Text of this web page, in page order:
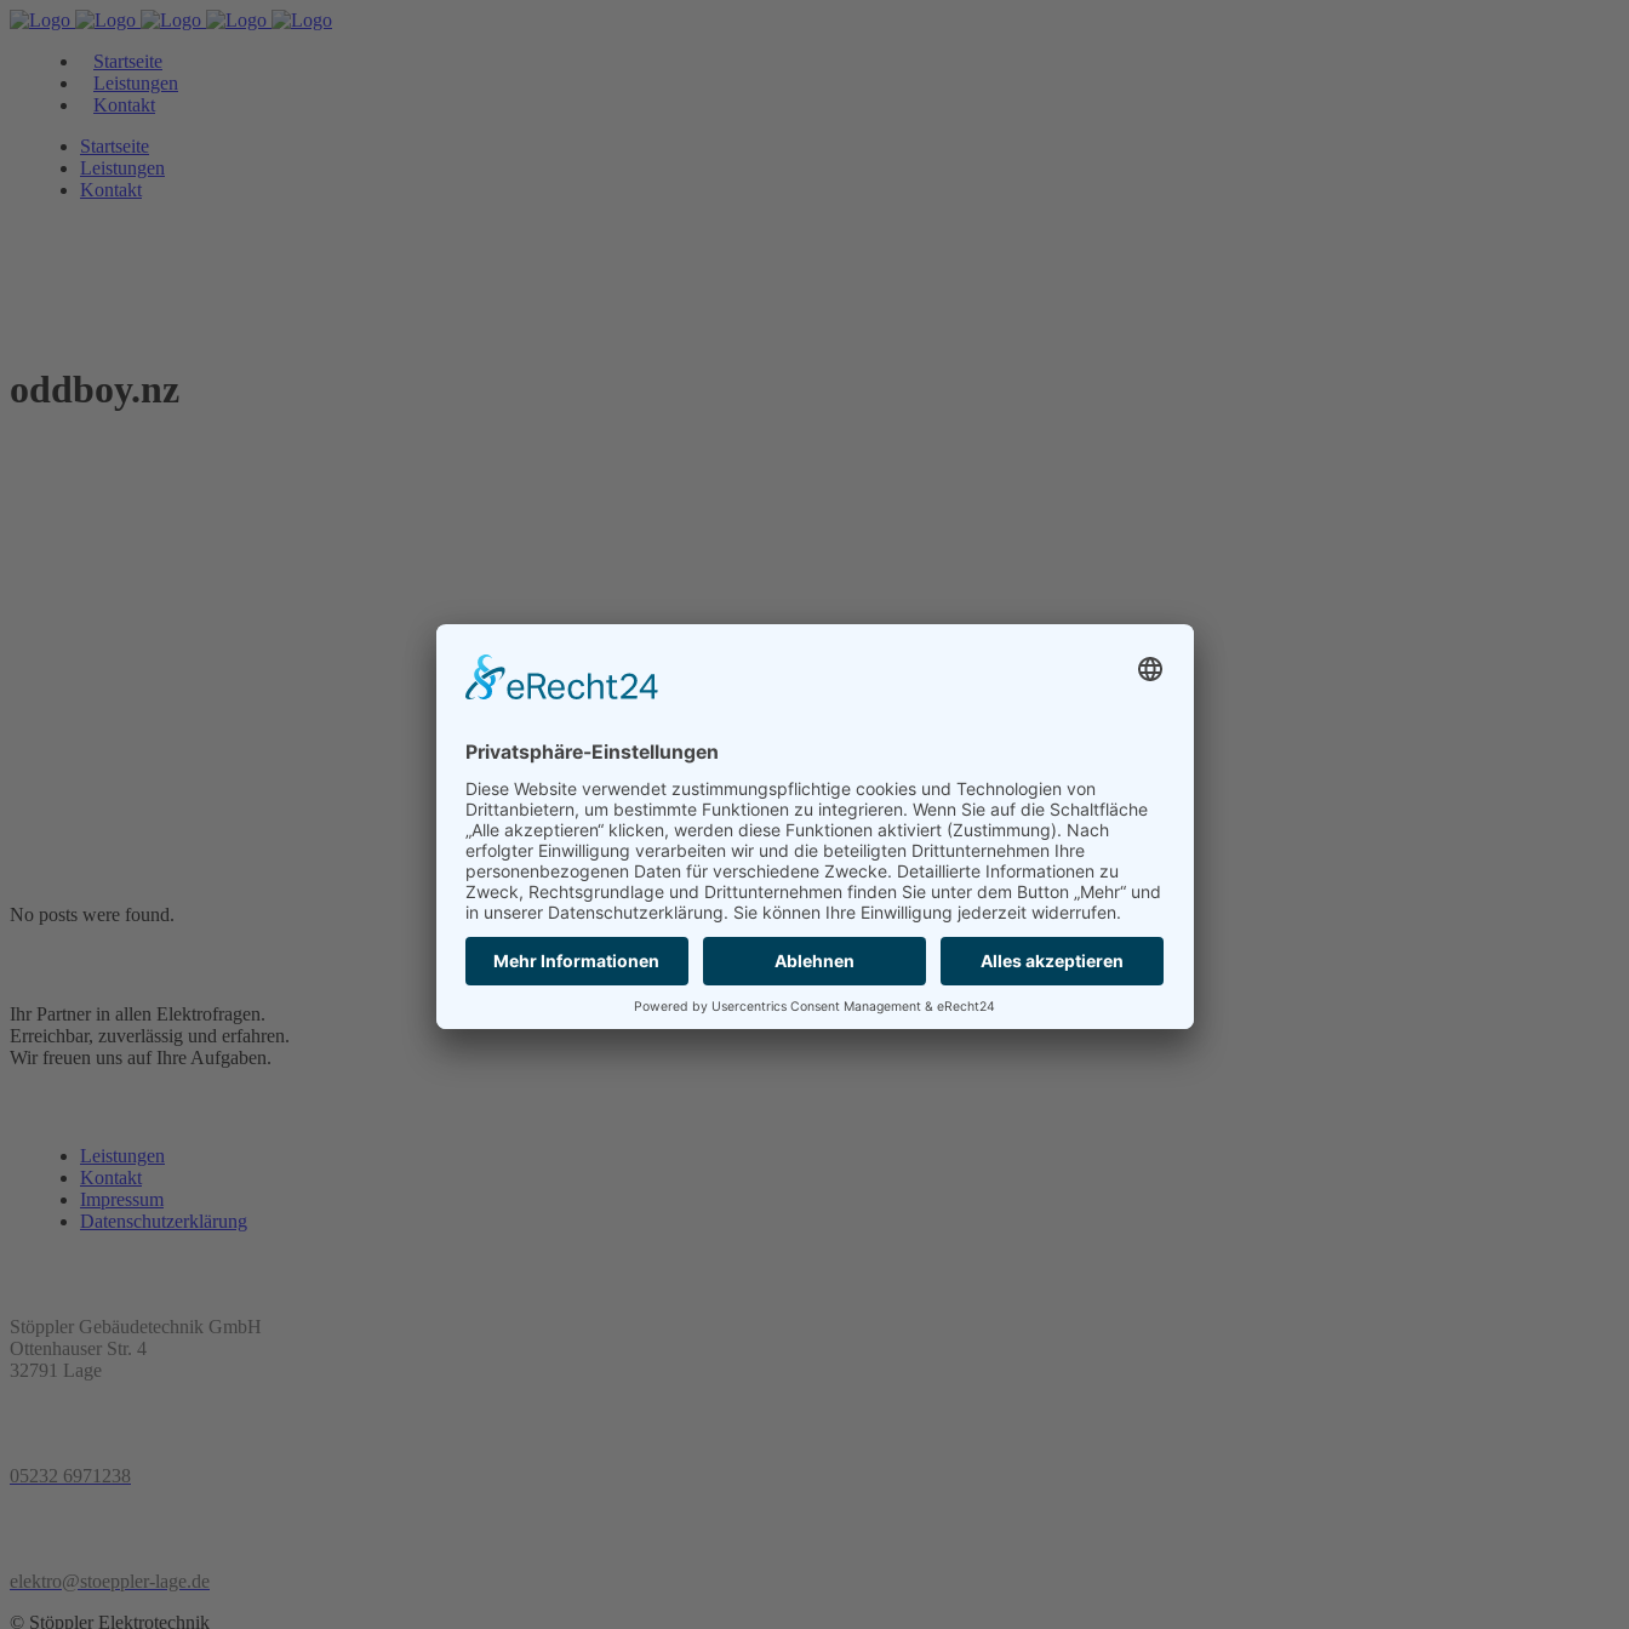
Startseite
Leistungen
Kontakt
Startseite
Leistungen
Kontakt
oddboy.nz
No posts were found.
Ihr Partner in allen Elektrofragen.
Erreichbar, zuverlässig und erfahren.
Wir freuen uns auf Ihre Aufgaben.
Leistungen
Kontakt
Impressum
Datenschutzerklärung
Stöppler Gebäudetechnik GmbH
Ottenhauser Str. 4
32791 Lage
05232 6971238
elektro@stoeppler-lage.de
© Stöppler Elektrotechnik